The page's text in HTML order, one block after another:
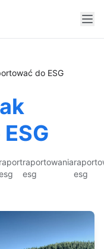
do ESG
raportraportowania
esg
esg